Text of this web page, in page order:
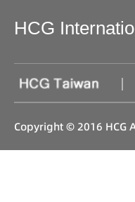
HCG
|
Copyright © 2016 HCG